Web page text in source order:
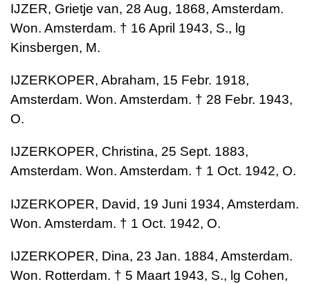
IJZER, Grietje van, 28 Aug, 1868, Amsterdam.
Won. Amsterdam. † 16 April 1943, S., lg
Kinsbergen, M.
IJZERKOPER, Abraham, 15 Febr. 1918,
Amsterdam. Won. Amsterdam. † 28 Febr. 1943,
O.
IJZERKOPER, Christina, 25 Sept. 1883,
Amsterdam. Won. Amsterdam. † 1 Oct. 1942, O.
IJZERKOPER, David, 19 Juni 1934, Amsterdam.
Won. Amsterdam. † 1 Oct. 1942, O.
IJZERKOPER, Dina, 23 Jan. 1884, Amsterdam.
Won. Rotterdam. † 5 Maart 1943, S., lg Cohen,